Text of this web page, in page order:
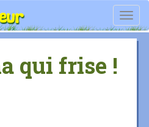
qui frise !